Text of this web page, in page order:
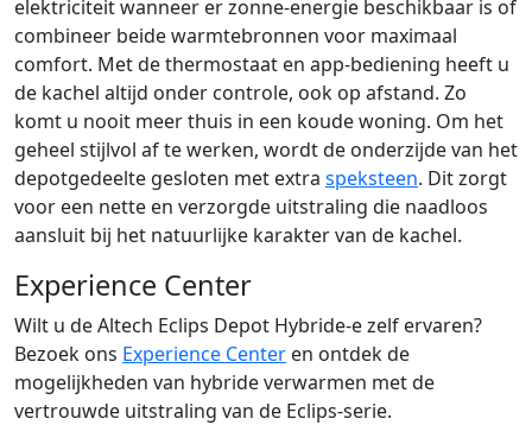
elektriciteit wanneer er zonne-energie beschikbaar is of
combineer beide warmtebronnen voor maximaal
comfort. Met de thermostaat en app-bediening heeft u
de kachel altijd onder controle, ook op afstand. Zo
komt u nooit meer thuis in een koude woning. Om het
geheel stijlvol af te werken, wordt de onderzijde van het
depotgedeelte gesloten met extra speksteen. Dit zorgt
voor een nette en verzorgde uitstraling die naadloos
aansluit bij het natuurlijke karakter van de kachel.
Experience Center
Wilt u de Altech Eclips Depot Hybride-e zelf ervaren?
Bezoek ons Experience Center en ontdek de
mogelijkheden van hybride verwarmen met de
vertrouwde uitstraling van de Eclips-serie.